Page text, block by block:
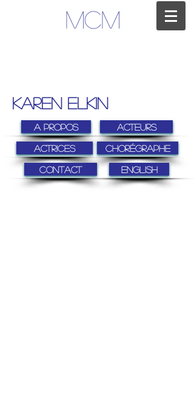
MCM
KAREN ELKIN
A Propos
Actrices
Contact
Acteurs
Chorégraphe
ENGLISH